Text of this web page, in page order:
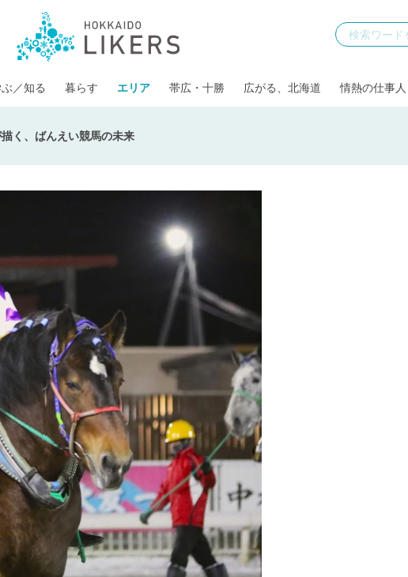
／知る 暮らす エリア 帯広・十勝 広がる、北海道 情熱の仕事人
く、ばんえい競馬の未来